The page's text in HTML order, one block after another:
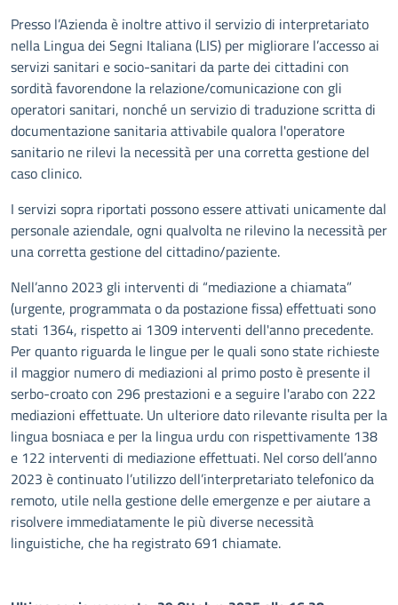
Presso l’Azienda è inoltre attivo il servizio di interpretariato
nella Lingua dei Segni Italiana (LIS) per migliorare l’accesso ai
servizi sanitari e socio-sanitari da parte dei cittadini con
sordità favorendone la relazione/comunicazione con gli
operatori sanitari, nonché un servizio di traduzione scritta di
documentazione sanitaria attivabile qualora l'operatore
sanitario ne rilevi la necessità per una corretta gestione del
caso clinico.
I servizi sopra riportati possono essere attivati unicamente dal
personale aziendale, ogni qualvolta ne rilevino la necessità per
una corretta gestione del cittadino/paziente.
Nell’anno 2023 gli interventi di “mediazione a chiamata”
(urgente, programmata o da postazione fissa) effettuati sono
stati 1364, rispetto ai 1309 interventi dell'anno precedente.
Per quanto riguarda le lingue per le quali sono state richieste
il maggior numero di mediazioni al primo posto è presente il
serbo-croato con 296 prestazioni e a seguire l'arabo con 222
mediazioni effettuate. Un ulteriore dato rilevante risulta per la
lingua bosniaca e per la lingua urdu con rispettivamente 138
e 122 interventi di mediazione effettuati. Nel corso dell’anno
2023 è continuato l’utilizzo dell’interpretariato telefonico da
remoto, utile nella gestione delle emergenze e per aiutare a
risolvere immediatamente le più diverse necessità
linguistiche, che ha registrato 691 chiamate.